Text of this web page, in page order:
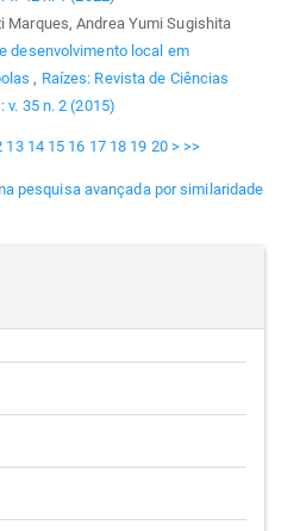
Marques, Andrea Yumi Sugishita
desenvolvimento local em
, Raízes: Revista de Ciências
35 n. 2 (2015)
13 14 15 16 17 18 19 20 > >>
pesquisa avançada por similaridade